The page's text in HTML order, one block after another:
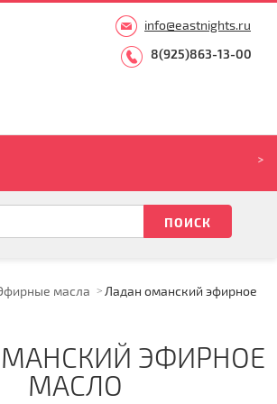
info@eastnights.ru
8(925)863-13-00
масла
Ладан оманский эфирное
ЭФИРНОЕ
МАСЛО